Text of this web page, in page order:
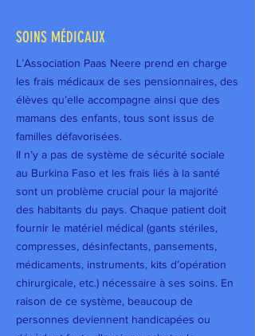
SOINS MÉDICAUX
L’Association Paas Neere prend en charge
les frais médicaux de ses pensionnaires, des
élèves qu’elle accompagne ainsi que des
mamans des enfants, tous sont issus de
familles défavorisées.
Il n’y a pas de système de sécurité sociale
au Burkina Faso et les frais liés à la santé
sont un problème crucial pour la majorité
des habitants du pays. Chaque patient doit
fournir le matériel médical (gants stériles,
compresses, désinfectants, pansements,
médicaments, instruments, kits d’opération
chirurgicale, etc.) nécessaire à ses soins. En
raison de ce système, beaucoup de
personnes deviennent handicapées ou